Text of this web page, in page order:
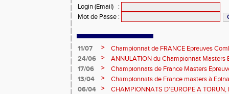
Login (Email)
:
Mot de Passe :
11/07 >
Championnat de FRANCE Epreuves
et Marche CHATEAUROUX
24/06 >
ANNULATION du Championnat Masters
Châteauroux les 27-28 juin
17/06 >
Championnats de France Masters
fond long
13/04 >
Championnats de France masters à
prévisionnels, montée de barres et
06/04 >
CHAMPIONNATS D'EUROPE A